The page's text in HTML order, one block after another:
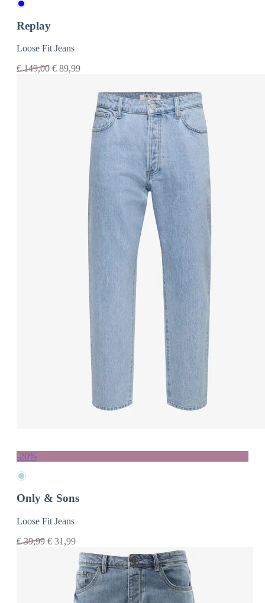
Replay
Loose Fit Jeans
€149,00 € 89,99
-20%
Only & Sons
Loose Fit Jeans
€39,99 € 31,99